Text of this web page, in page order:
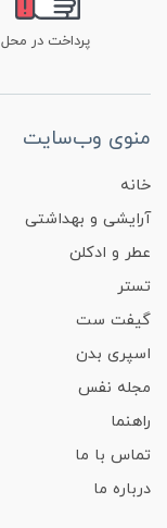
پرداخت در محل
منوی وب‌سایت
خانه
آرایشی و بهداشتی
عطر و ادکلن
تستر
گیفت ست
اسپری بدن
مجله نفس
راهنما
تماس با ما
درباره ما